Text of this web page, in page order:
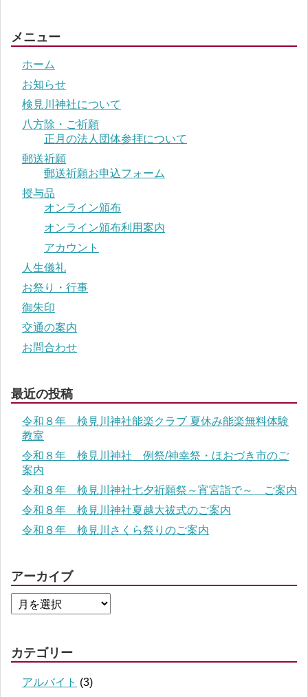
メニュー
ホーム
お知らせ
検見川神社について
八方除・ご祈願
正月の法人団体参拝について
郵送祈願
郵送祈願お申込フォーム
授与品
オンライン頒布
オンライン頒布利用案内
アカウント
人生儀礼
お祭り・行事
御朱印
交通の案内
お問合わせ
最近の投稿
令和８年 検見川神社能楽クラブ 夏休み能楽無料体験
教室
令和８年 検見川神社 例祭/神幸祭・ほおづき市のご
案内
令和８年 検見川神社七夕祈願祭～宵宮詣で～ ご案内
令和８年 検見川神社夏越大祓式のご案内
令和８年 検見川さくら祭りのご案内
アーカイブ
カテゴリー
アルバイト (3)